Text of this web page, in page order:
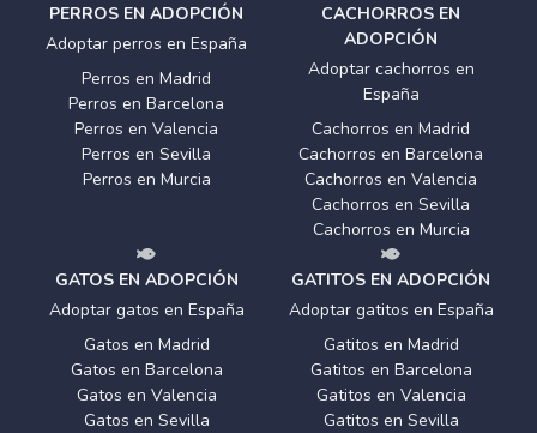
PERROS EN ADOPCIÓN
Adoptar perros en España
Perros en Madrid
Perros en Barcelona
Perros en Valencia
Perros en Sevilla
Perros en Murcia
CACHORROS EN
ADOPCIÓN
Adoptar cachorros en
España
Cachorros en Madrid
Cachorros en Barcelona
Cachorros en Valencia
Cachorros en Sevilla
Cachorros en Murcia
GATOS EN ADOPCIÓN
Adoptar gatos en España
Gatos en Madrid
Gatos en Barcelona
Gatos en Valencia
Gatos en Sevilla
GATITOS EN ADOPCIÓN
Adoptar gatitos en España
Gatitos en Madrid
Gatitos en Barcelona
Gatitos en Valencia
Gatitos en Sevilla